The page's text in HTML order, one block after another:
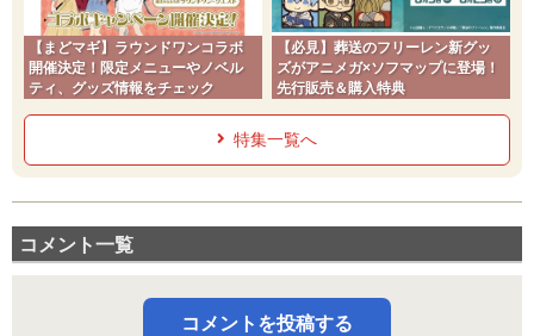
【まどマギ】ラウンドワンコラボ
開催決定！限定メニューやノベル
ティ、グッズ情報をチェック
【必見】葬送のフリーレン新グッ
ズがアニメガ×ソフマップに登場！
先行販売＆購入特典
特集一覧へ
コメント一覧
コメントを投稿する